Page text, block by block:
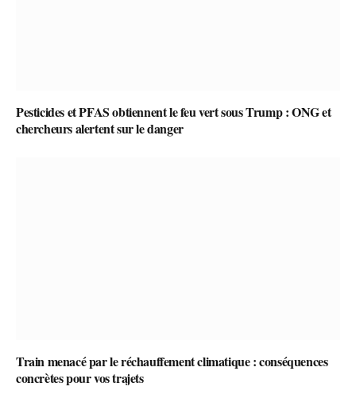
Pesticides et PFAS obtiennent le feu vert sous Trump : ONG et
chercheurs alertent sur le danger
Train menacé par le réchauffement climatique : conséquences
concrètes pour vos trajets